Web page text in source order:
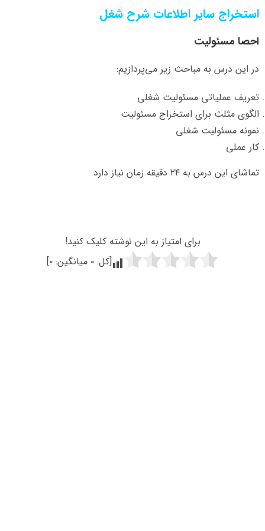
استخراج سایر اطلاعات شرح شغل
احصا مسئولیت
در این درس به مباحث زیر می‌پردازیم:
تعریف عملیاتی مسئولیت شغلی
الگوی مثلث برای استخراج مسئولیت
نمونه مسئولیت شغلی
کار عملی
تماشای این درس به ۲۴ دقیقه زمان نیاز دارد.
برای امتیاز به این نوشته کلیک کنید!
[کل: ۰ میانگین: ۰]